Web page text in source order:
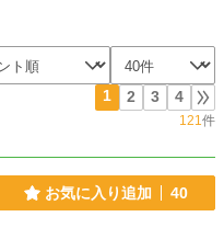
1 2 3 4
121件
お気に入り追加 40